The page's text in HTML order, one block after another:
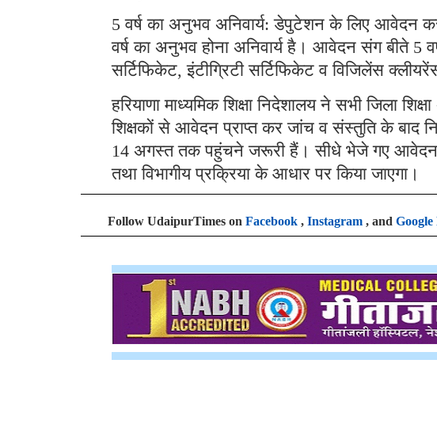
5 वर्ष का अनुभव अनिवार्य: डेपुटेशन के लिए आवेदन
वर्ष का अनुभव होना अनिवार्य है। आवेदन संग बीते 5
सर्टिफिकेट, इंटीग्रिटी सर्टिफिकेट व विजिलेंस
हरियाणा माध्यमिक शिक्षा निदेशालय ने सभी जिला
शिक्षकों से आवेदन प्राप्त कर जांच व संस्तुति के बाद
14 अगस्त तक पहुंचने जरूरी हैं। सीधे भेजे गए आवेदन
तथा विभागीय प्रक्रिया के आधार पर किया जाएगा।
Follow UdaipurTimes on Facebook , Instagram , and Google